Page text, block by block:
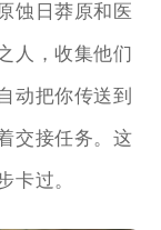
蚀日莽原和医
人，收集他们
动把你传送到
交接任务。这
卡过。